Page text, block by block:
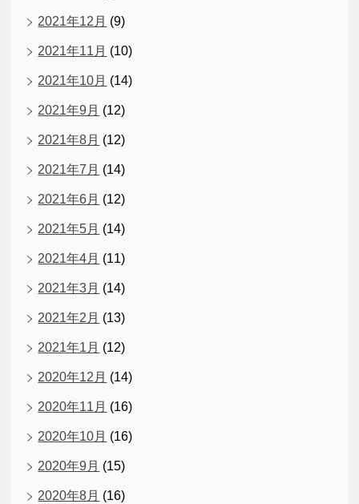
2021年12月 (9)
2021年11月 (10)
2021年10月 (14)
2021年9月 (12)
2021年8月 (12)
2021年7月 (14)
2021年6月 (12)
2021年5月 (14)
2021年4月 (11)
2021年3月 (14)
2021年2月 (13)
2021年1月 (12)
2020年12月 (14)
2020年11月 (16)
2020年10月 (16)
2020年9月 (15)
2020年8月 (16)